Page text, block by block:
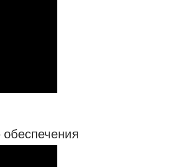
обеспечения